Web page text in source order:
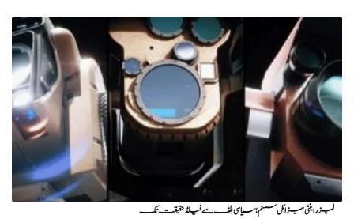
لیزر اینٹی میزائل سسٹم؛ سیاسی بلف سے فیلڈ حقیقت تک